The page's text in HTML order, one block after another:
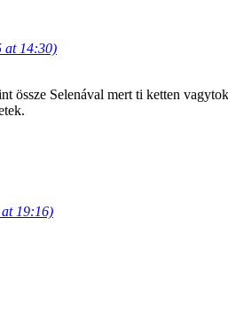
at 14:30)
össze Selenával mert ti ketten
19:16)